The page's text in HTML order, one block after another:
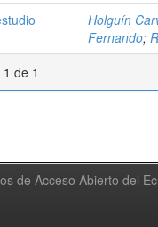
Holguín
Fernando;
de 1
de Acceso Abierto del